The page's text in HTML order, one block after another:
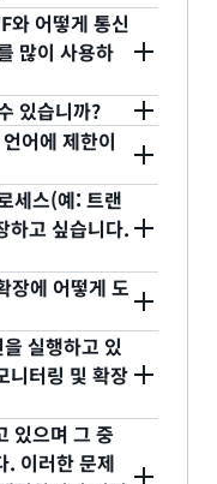
해질 때까지 작업
료 시까지 지속
사항은 Amazon
SWF는 API와 콘
인 가시성을 제공
블릭 클라우드 인
션할 수 있습니다.
인, 검토, 조사 등)
니다. Amazon
몇 달이 걸리는 작
합니다.
계층을 구축해 최
지원합니다.
밍 언어를 유연하
은 특수 언어용
자 인터페이스(모
수 있습니다.
인스턴스에 대해
보할 수 있습니
를 사용하여
면 전반적인 실
작업을 드릴다운
있습니다.
가 구현해야 합니
에서 애플리케
, 특정 실행에 대
보에 대한 드릴다
다. Amazon
현해야 합니다.
개발에 유용한 몇
달, 신호 처리, 유
다. Amazon SQS
기능을 구현해야
호출하는 핵심
용을 구조화하는
게 분산 애플리
Flow
하여 인코딩, 하
장, 여러 청크를
파일을
업은 별도의 워커
병렬 처리가 가
시에 시작합니
작업을 시작할
지 기다릴 필요가
패한 경우에 디
니다. Amazon
상태 정보는 디사
이 됩니다. 예를 들
모든 청크 인코딩
S3 위치를 추
있도록 합니다. 실
SWF
리케이션을 구축
니다.
등록할지를 지정
워크플로 유형과
스 식별자(예: 유
나의 도메인입니
에서 다시 사용
있지만 각 도메인
개발 도메인에서
서 실행을 관리할
에 영향을 주지 않
리는 특수한 작업
크플로 실행이 활
될 때 의사 결정
은 입력, 출력 및
태 정보를 담고 있
용하여 새 활동 작
Amazon SWF에
결정에 따라 적
터링합니다. 의사
하여 디사이더는
물론, 결과적으
실행을 제어합니
의사 결정 작업을
SWF는 디사이더
나갑니다. 디사이
내릴 때까지 실
이고, 작업이 시작
있는 작업이 요청
이름이 지정됩니
동일하지 않아
업 또는 의사 결
동 또는 워크플
니다. Amazon
만들 수 있습니다.
히 작업 목록을
음과 같이 사용됩
가 작업을 특정
형의 기본 작업
SWF에 요청
작업을 특정 작
SWF 기반 애
수 있도록 도와주
이 프레임워크는
호 작용의 정보를
합니다. Amazon
원격 작업을 시작
이 다양하며(예:
바르게 구현해야
조정의 두 양상
여 쉽게 표현할
시작은 메서드에
Flow
작업 시작 의사
가 작업을 워커에
와 어떻게 통신
많이 사용하
우 개발자가 최적
빈도가 너무 높으
어날 수 있습니다.
리소스가 폴링에
있는 성과는 얻
가 너무 낮으면
플리케이션 지연
기 위해 Amazon
. 긴 폴링을 사용
수가 크게 감소
SWF에 작업 요
있습니까?
용하여 Amazon
합니다. 기존 웹 서
SWF에서 작업
를 호출하며, 결과
를 작성합니다. 이
력 데이터를 웹 서
. 마찬가지로 웹
과로 변환하여
어에 제한이
Amazon SWF와
작성할 때 어떤
습니다. AWS
Ruby를 사용할 수
AWS Flow
.
세스(예: 트랜
하고 싶습니다.
워크플로 실행에
정 비즈니스 엔터
, 일련번호)에 연
행 ID의 중복이
. 이 동안에는 동
시도는 실패하
, 배정 등과 같은
장에 어떻게 도
활동 유형에 대해
실행할 인스턴스
장이 가능하도록
턴스 수를 늘리면
실행하고 있
니터링 및 확장
Amazon SWF
있으며 그 중
. 이러한 문제